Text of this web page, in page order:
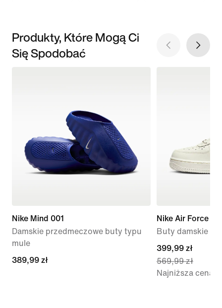
Produkty, Które Mogą Ci
Się Spodobać
Nike Mind 001
Damskie przedmeczowe buty typu
mule
389,99 zł
389,99 zł
Nike Air Force 1
Buty damskie
current
price
399,99 zł,
399,99 zł
569,99 zł
Najniższa cena